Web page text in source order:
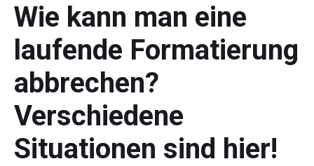
Wie kann man eine
laufende Formatierung
abbrechen?
Verschiedene
Situationen sind hier!